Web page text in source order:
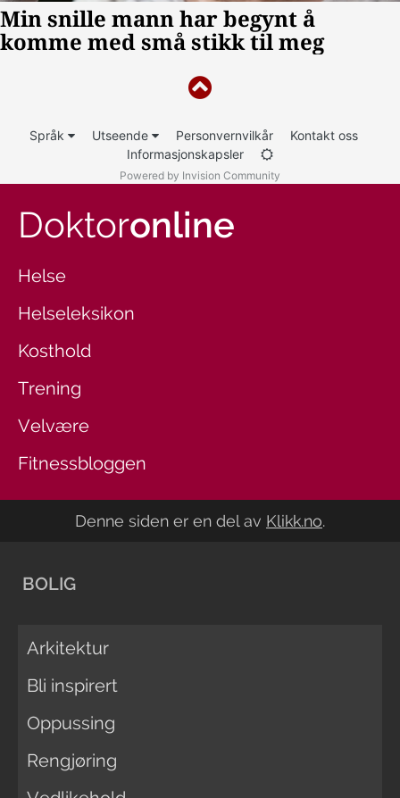
Språk Utseende Personvernvilkår
Kontakt oss
Informasjonskapsler
Powered by Invision Community
Doktoronline
Helse
Helseleksikon
Kosthold
Trening
Velvære
Fitnessbloggen
Denne siden er en del av Klikk.no.
BOLIG
Arkitektur
Bli inspirert
Oppussing
Rengjøring